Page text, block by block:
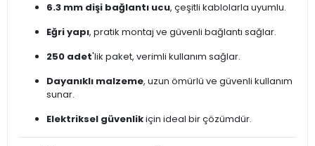
6.3 mm dişi bağlantı ucu, çeşitli kablolarla uyumlu.
Eğri yapı, pratik montaj ve güvenli bağlantı sağlar.
250 adet'lik paket, verimli kullanım sağlar.
Dayanıklı malzeme, uzun ömürlü ve güvenli kullanım
sunar.
Elektriksel güvenlikiçin ideal bir çözümdür.